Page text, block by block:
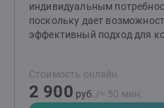
индивидуальным
поскольку дает
эффективный подход для
взаимодействию, развитию
для решения жизненных
качество жизни и
Стоимость онлайн
2 900 руб. /≈ 50 мин.